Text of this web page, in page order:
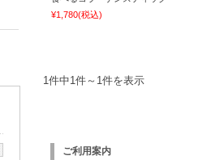
¥1,780(税込)
1件中1件～1件を表示
ご利用案内